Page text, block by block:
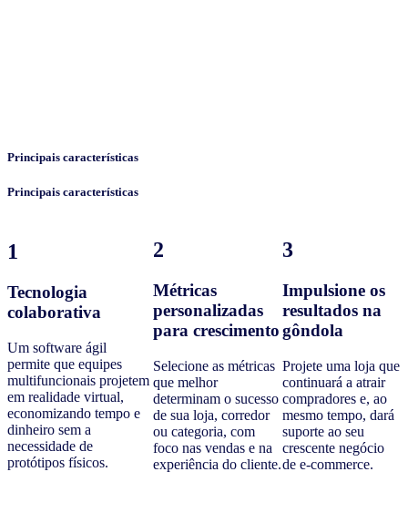
Principais características
Principais características
1
Tecnologia
colaborativa
Um software ágil
permite que equipes
multifuncionais projetem
em realidade virtual,
economizando tempo e
dinheiro sem a
necessidade de
protótipos físicos.
2
Métricas
personalizadas
para crescimento
Selecione as métricas
que melhor
determinam o sucesso
de sua loja, corredor
ou categoria, com
foco nas vendas e na
experiência do cliente.
3
Impulsione os
resultados na
gôndola
Projete uma loja que
continuará a atrair
compradores e, ao
mesmo tempo, dará
suporte ao seu
crescente negócio
de e-commerce.